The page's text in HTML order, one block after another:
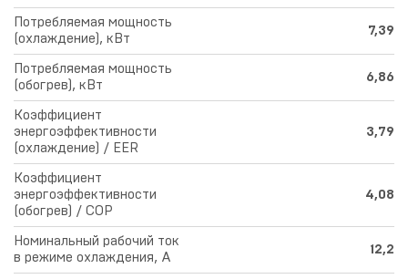
Потребляемая мощность
(охлаждение), кВт
7,39
Потребляемая мощность
(обогрев), кВт
6,86
Коэффициент
энергоэффективности
(охлаждение) / EER
3,79
Коэффициент
энергоэффективности
(обогрев) / COP
4,08
Номинальный рабочий ток
в режиме охлаждения, А
12,2